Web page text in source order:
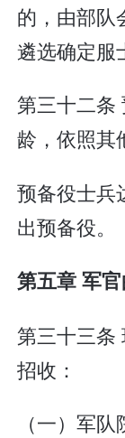
的，由部队
遴选确定服
第三十二条
龄，依照其
预备役士兵
出预备役。
第五章 军
第三十三条
招收：
（一）军